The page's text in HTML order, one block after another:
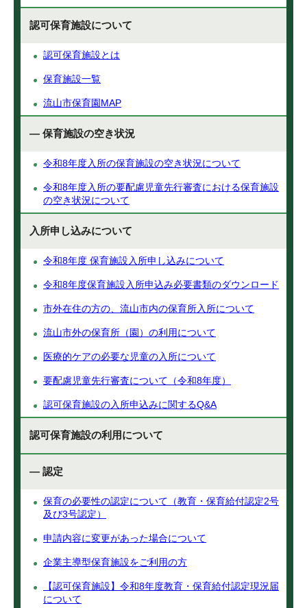
認可保育施設について
認可保育施設とは
保育施設一覧
流山市保育園MAP
— 保育施設の空き状況
令和8年度入所の保育施設の空き状況について
令和8年度入所の要配慮児童先行審査における保育施設
の空き状況について
入所申し込みについて
令和8年度 保育施設入所申し込みについて
令和8年度保育施設入所申込み必要書類のダウンロード
市外在住の方の、流山市内の保育所入所について
流山市外の保育所（園）の利用について
医療的ケアの必要な児童の入所について
要配慮児童先行審査について（令和8年度）
認可保育施設の入所申込みに関するQ&A
認可保育施設の利用について
— 認定
保育の必要性の認定について（教育・保育給付認定2号
及び3号認定）
申請内容に変更があった場合について
企業主導型保育施設をご利用の方
【認可保育施設】令和8年度教育・保育給付認定現況届
について